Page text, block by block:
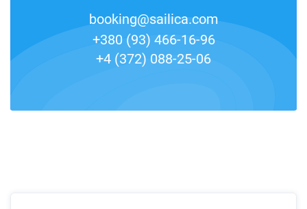
booking@sailica.com
+380 (93) 466-16-96
+4 (372) 088-25-06